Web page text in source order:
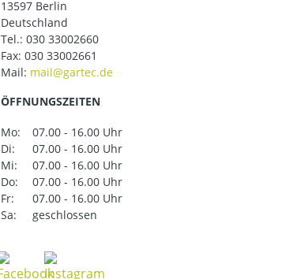
13597 Berlin
Deutschland
Tel.: 030 33002660
Fax: 030 33002661
Mail:
ÖFFNUNGSZEITEN
Mo:
07.00 - 16.00 Uhr
Di:
07.00 - 16.00 Uhr
Mi:
07.00 - 16.00 Uhr
Do:
07.00 - 16.00 Uhr
Fr:
07.00 - 16.00 Uhr
Sa:
geschlossen